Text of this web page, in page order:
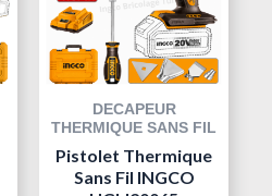
DECAPEUR
THERMIQUE SANS FIL
Pistolet Thermique
Sans Fil INGCO